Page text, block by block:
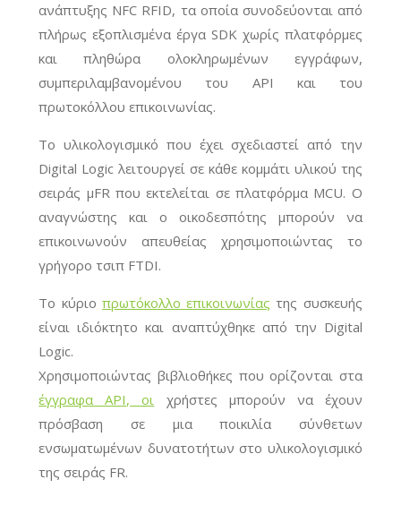
ανάπτυξης NFC RFID, τα οποία συνοδεύονται από
πλήρως εξοπλισμένα έργα SDK χωρίς πλατφόρμες
και πληθώρα ολοκληρωμένων εγγράφων,
συμπεριλαμβανομένου του API και του
πρωτοκόλλου επικοινωνίας.
Το υλικολογισμικό που έχει σχεδιαστεί από την
Digital Logic λειτουργεί σε κάθε κομμάτι υλικού της
σειράς μFR που εκτελείται σε πλατφόρμα MCU. Ο
αναγνώστης και ο οικοδεσπότης μπορούν να
επικοινωνούν απευθείας χρησιμοποιώντας το
γρήγορο τσιπ FTDI.
Το κύριο πρωτόκολλο επικοινωνίας της συσκευής
είναι ιδιόκτητο και αναπτύχθηκε από την Digital
Logic.
Χρησιμοποιώντας βιβλιοθήκες που ορίζονται στα
έγγραφα API, οι χρήστες μπορούν να έχουν
πρόσβαση σε μια ποικιλία σύνθετων
ενσωματωμένων δυνατοτήτων στο υλικολογισμικό
της σειράς FR.